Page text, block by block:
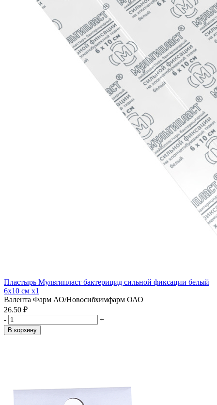
Пластырь Мультипласт бактерицид сильной фиксации белый
6х10 см x1
Валента Фарм АО/Новосибхимфарм ОАО
26.50 ₽
-
+
В корзину